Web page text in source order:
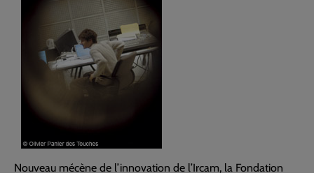
Nouveau mécène de l’innovation de l’Ircam, la Fondation